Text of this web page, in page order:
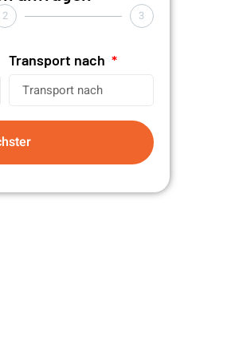
2 3
Transport nach